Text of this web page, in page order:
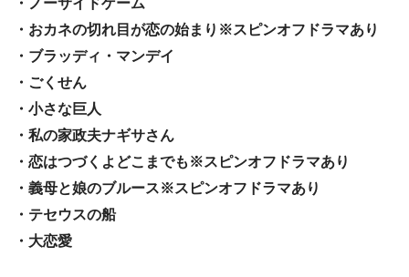
・おカネの切れ目が恋の始まり※スピンオフドラマあり
・ブラッディ・マンデイ
・ごくせん
・小さな巨人
・私の家政夫ナギサさん
・恋はつづくよどこまでも※スピンオフドラマあり
・義母と娘のブルース※スピンオフドラマあり
・テセウスの船
・大恋愛